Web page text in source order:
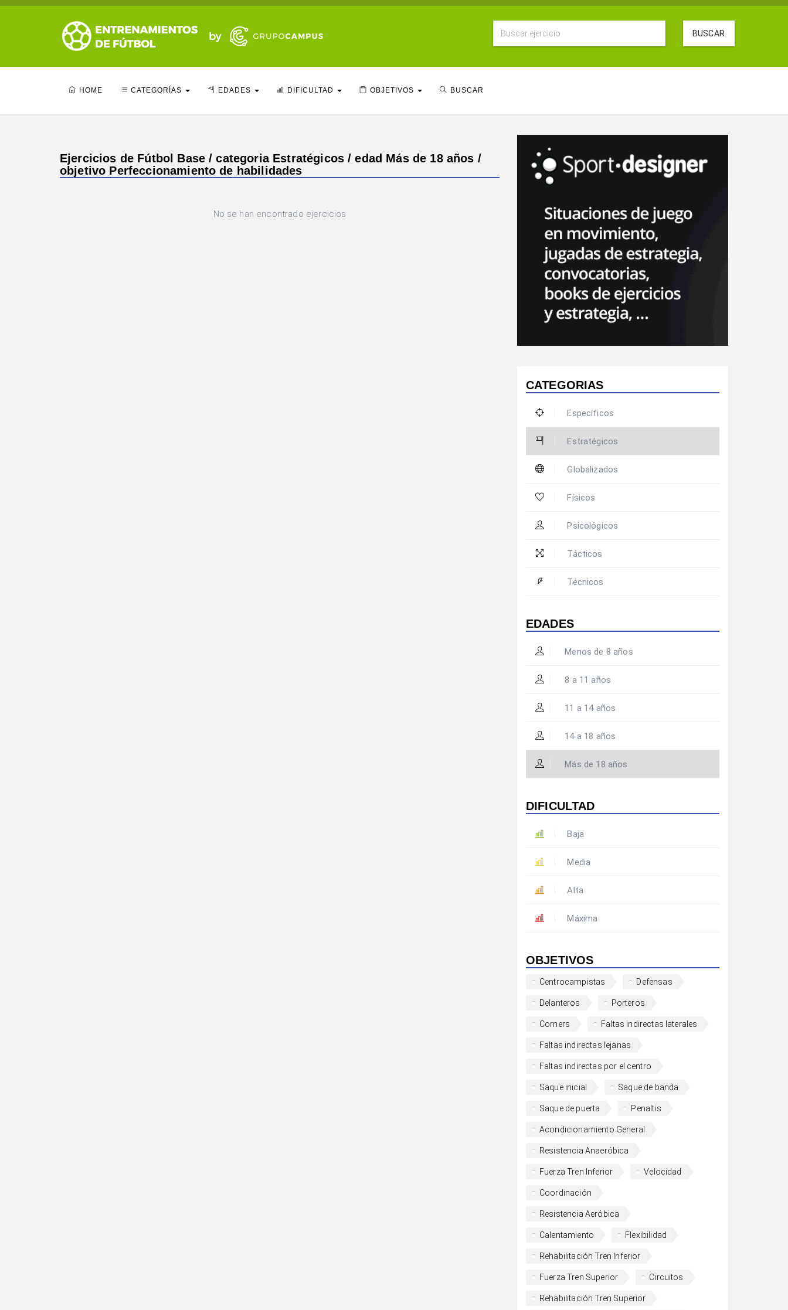
BUSCAR
HOME CATEGORÍAS EDADES DIFICULTAD OBJETIVOS BUSCAR
Ejercicios de Fútbol Base / categoria Estratégicos / edad Más de 18 años /
objetivo Perfeccionamiento de habilidades
No se han encontrado ejercicios
CATEGORIAS
Específicos
Estratégicos
Globalizados
Físicos
Psicológicos
Tácticos
Técnicos
EDADES
Menos de 8 años
8 a 11 años
11 a 14 años
14 a 18 años
Más de 18 años
DIFICULTAD
Baja
Media
Alta
Máxima
OBJETIVOS
Centrocampistas Defensas
Delanteros Porteros
Corners Faltas indirectas laterales
Faltas indirectas lejanas
Faltas indirectas por el centro
Saque inicial Saque de banda
Saque de puerta Penaltis
Acondicionamiento General
Resistencia Anaeróbica
Fuerza Tren Inferior Velocidad
Coordinación
Resistencia Aeróbica
Calentamiento Flexibilidad
Rehabilitación Tren Inferior
Fuerza Tren Superior Circuitos
Rehabilitación Tren Superior